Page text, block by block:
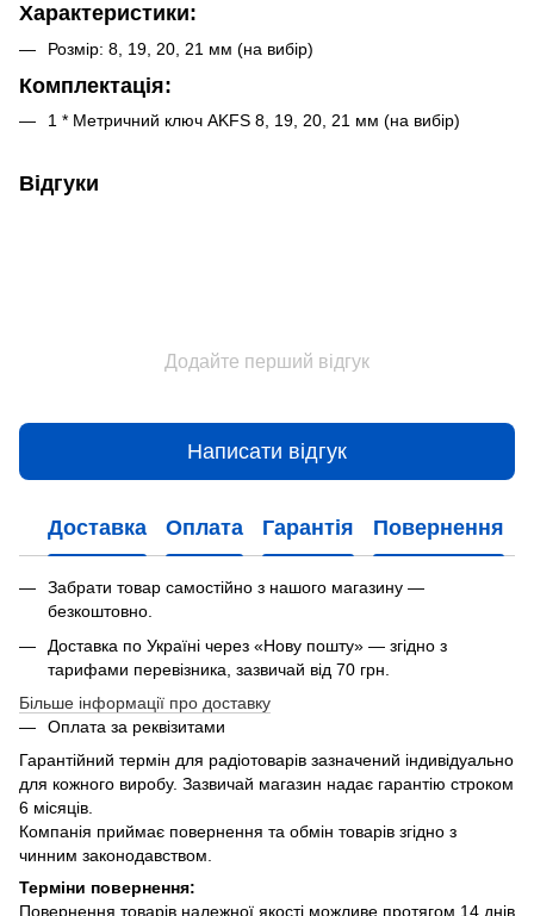
Характеристики:
Розмір: 8, 19, 20, 21 мм (на вибір)
Комплектація:
1 * Метричний ключ AKFS 8, 19, 20, 21 мм (на вибір)
Відгуки
Додайте перший відгук
Написати відгук
Доставка Оплата Гарантія Повернення
Забрати товар самостійно з нашого магазину —
безкоштовно.
Доставка по Україні через «Нову пошту» — згідно з
тарифами перевізника, зазвичай від 70 грн.
Більше інформації про доставку
Оплата за реквізитами
Гарантійний термін для радіотоварів зазначений індивідуально
для кожного виробу. Зазвичай магазин надає гарантію строком
6 місяців.
Компанія приймає повернення та обмін товарів згідно з
чинним законодавством.
Терміни повернення:
Повернення товарів належної якості можливе протягом 14 днів